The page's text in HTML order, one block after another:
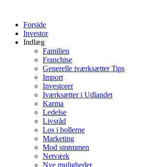
indholdForside
Investor
Indlæg
Familien
Franchise
Generelle iværksætter Tips
Import
Investorer
Iværksætter i Udlandet
Karma
Ledelse
Livsråd
Los i bollerne
Marketing
Mod strømmen
Netværk
Nye muligheder